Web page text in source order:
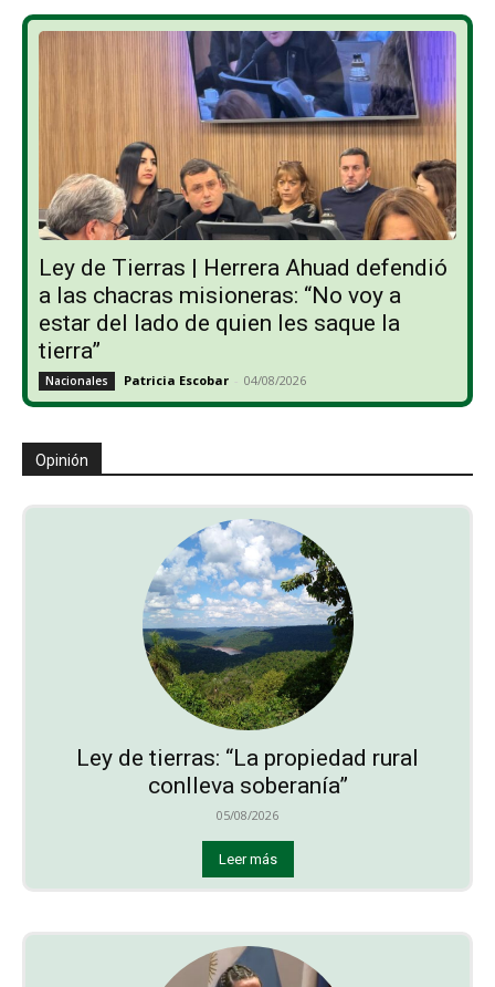
Ley de Tierras | Herrera Ahuad defendió
a las chacras misioneras: “No voy a
estar del lado de quien les saque la
tierra”
Nacionales Patricia Escobar - 04/08/2026
Opinión
Ley de tierras: “La propiedad rural
conlleva soberanía”
05/08/2026
Leer más